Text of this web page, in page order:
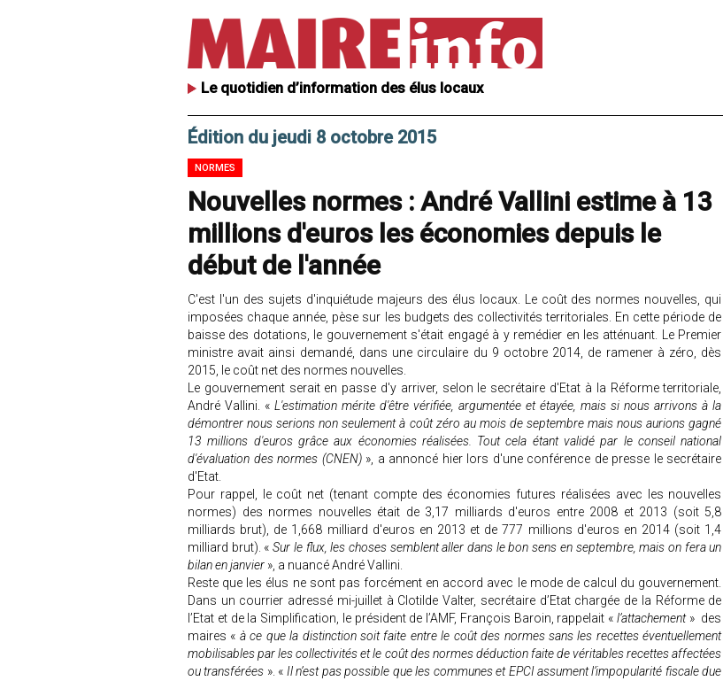
Le quotidien d’information des élus locaux
Édition du jeudi 8 octobre 2015
NORMES
Nouvelles normes : André Vallini estime à 13
millions d'euros les économies depuis le
début de l'année
C'est l'un des sujets d'inquiétude majeurs des élus locaux. Le coût des normes nouvelles, qui
imposées chaque année, pèse sur les budgets des collectivités territoriales. En cette période de
baisse des dotations, le gouvernement s'était engagé à y remédier en les atténuant. Le Premier
ministre avait ainsi demandé, dans une circulaire du 9 octobre 2014, de ramener à zéro, dès
2015, le coût net des normes nouvelles.
Le gouvernement serait en passe d'y arriver, selon le secrétaire d'Etat à la Réforme territoriale,
André Vallini. «L'estimation mérite d'être vérifiée, argumentée et étayée, mais si nous arrivons à la
démontrer nous serions non seulement à coût zéro au mois de septembre mais nous aurions gagné
13 millions d'euros grâce aux économies réalisées. Tout cela étant validé par le conseil national
d'évaluation des normes (CNEN)», a annoncé hier lors d'une conférence de presse le secrétaire
d'Etat.
Pour rappel, le coût net (tenant compte des économies futures réalisées avec les nouvelles
normes) des normes nouvelles était de 3,17 milliards d'euros entre 2008 et 2013 (soit 5,8
milliards brut), de 1,668 milliard d'euros en 2013 et de 777 millions d'euros en 2014 (soit 1,4
milliard brut). « Sur le flux, les choses semblent aller dans le bon sens en septembre, mais on fera un
bilan en janvier », a nuancé André Vallini.
Reste que les élus ne sont pas forcément en accord avec le mode de calcul du gouvernement.
Dans un courrier adressé mi-juillet à Clotilde Valter, secrétaire d’Etat chargée de la Réforme de
l’Etat et de la Simplification, le président de l’AMF, François Baroin, rappelait «l’attachement» des
maires « à ce que la distinction soit faite entre le coût des normes sans les recettes éventuellement
mobilisables par les collectivités et le coût des normes déduction faite de véritables recettes affectées
ou transférées ». « Il n’est pas possible que les communes et EPCI assument l’impopularité fiscale due